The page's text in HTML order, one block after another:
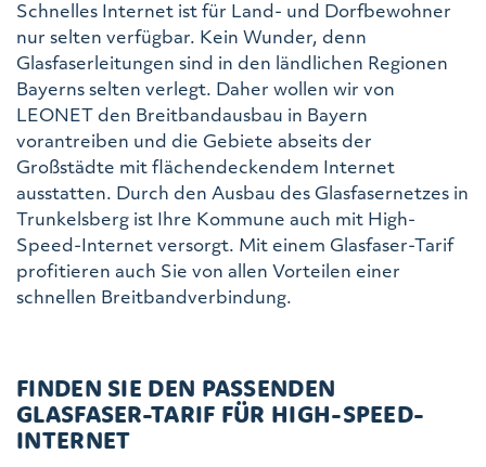
Schnelles Internet ist für Land- und Dorfbewohner
nur selten verfügbar. Kein Wunder, denn
Glasfaserleitungen sind in den ländlichen Regionen
Bayerns selten verlegt. Daher wollen wir von
LEONET den Breitbandausbau in Bayern
vorantreiben und die Gebiete abseits der
Großstädte mit flächendeckendem Internet
ausstatten. Durch den Ausbau des Glasfasernetzes in
Trunkelsberg ist Ihre Kommune auch mit High-
Speed-Internet versorgt. Mit einem Glasfaser-Tarif
profitieren auch Sie von allen Vorteilen einer
schnellen Breitbandverbindung.
FINDEN SIE DEN PASSENDEN
GLASFASER-TARIF FÜR HIGH-SPEED-
INTERNET